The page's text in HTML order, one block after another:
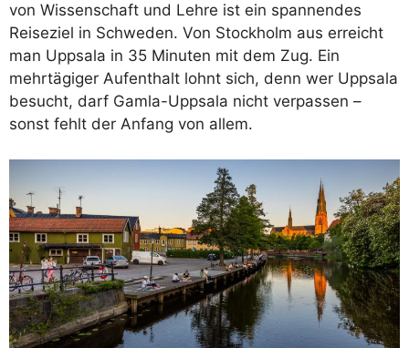
von Wissenschaft und Lehre ist ein spannendes
Reiseziel in Schweden. Von Stockholm aus erreicht
man Uppsala in 35 Minuten mit dem Zug. Ein
mehrtägiger Aufenthalt lohnt sich, denn wer Uppsala
besucht, darf Gamla-Uppsala nicht verpassen –
sonst fehlt der Anfang von allem.